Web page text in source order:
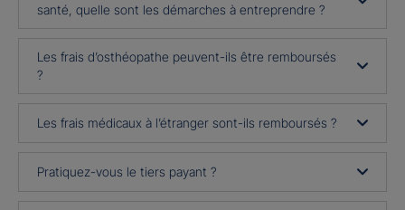
santé, quelle sont les démarches à entreprendre ?
Les frais d’osthéopathe peuvent-ils être remboursés
?
Les frais médicaux à l’étranger sont-ils remboursés ?
Pratiquez-vous le tiers payant ?